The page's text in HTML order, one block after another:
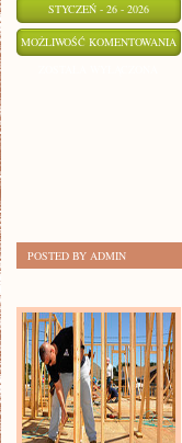
STYCZEŃ - 26 - 2026
MOŻLIWOŚĆ KOMENTOWANIA
POSTED BY ADMIN